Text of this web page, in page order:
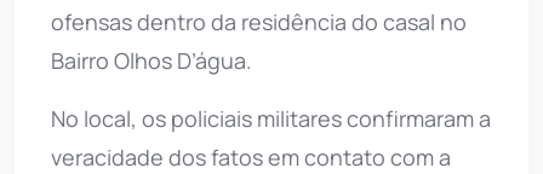
ofensas dentro da residência do casal no
Bairro Olhos D’água.
No local, os policiais militares confirmaram a
veracidade dos fatos em contato com a